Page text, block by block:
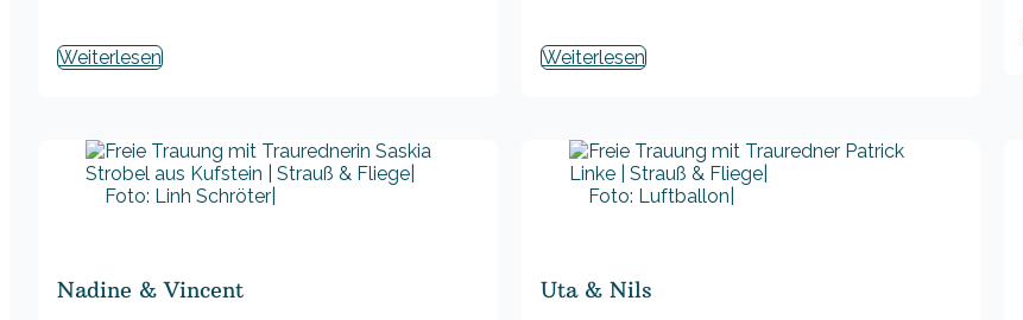
Weiterlesen Weiterlesen
Foto: Linh Schröter|
Nadine & Vincent
Foto: Luftballon|
Uta & Nils